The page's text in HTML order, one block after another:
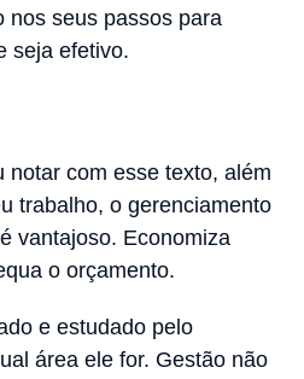
nos seus passos para
seja efetivo.
notar com esse texto, além
trabalho, o gerenciamento
vantajoso. Economiza
o orçamento.
e estudado pelo
área ele for. Gestão não